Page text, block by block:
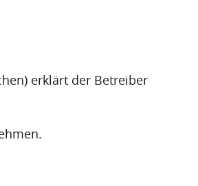
erklärt der Betreiber